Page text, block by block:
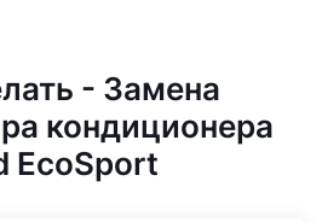
- Замена
кондиционера
EcoSport